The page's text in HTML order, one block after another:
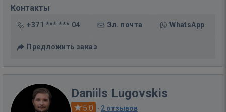
Контакты
+371 *** *** 04 Эл. почта WhatsApp
Предложить заказ
Daniils Lugovskis
5.0 · 2 отзывов